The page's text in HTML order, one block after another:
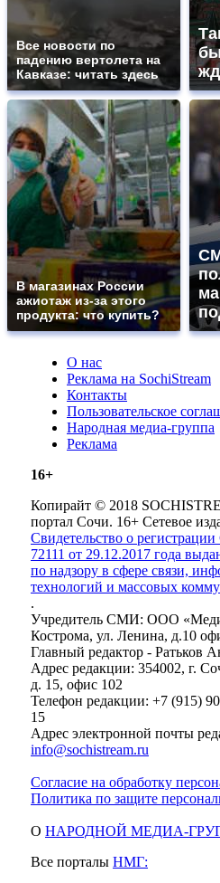
Все новости по
падению вертолета на
Кавказе: читать здесь
В магазинах России
ажиотаж из-за этого
продукта: что купить?
О нас
Реклама на SochiStream
Контакты
Пользовательское
Народная медиа-группа
Реклама
16+
Копирайт © 2018
портал Сочи. 16+ Сетевое
Свидетельство о
72111 от 29.12.2017 года
по надзору в сфере связи,
технологий и массовых
.
Учредитель СМИ: ООО
Кострома, ул. Ленина, д.10
Главный редактор - Ратьков
Адрес редакции: 354002, г.
д. 15, офис 102
Телефон редакции: +7 (915)
15
Адрес электронной почты
info@sochistream.ru
Согласие на обработку
Политика по защите
О НАРОДНОЙ МЕДИА-
Все порталы НМГ: